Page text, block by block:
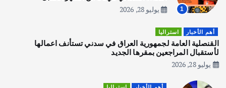
3
يوليو 30, 2026
1
يوليو 28, 2026
أهم الأخبار استراليا
القنصلية العامة لجمهورية العراق في سدني تستأنف اعمالها
لأستقبال المراجعين بمقرها الجديد
يوليو 28, 2026